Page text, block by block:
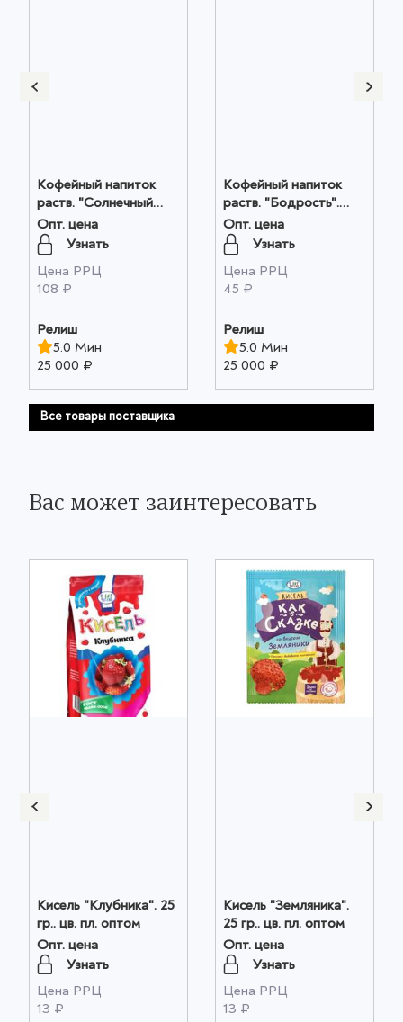
Кофейный напиток
раств. "Солнечный
колос". ГОСТ. м/у
250гр. оптом
Опт. цена
Узнать
Цена РРЦ
108 ₽
Релиш
5.0 Мин
25 000 ₽
Кофейный напиток
раств. "Бодрость".
ГОСТ цв. пл.. 100гр.
оптом
Опт. цена
Узнать
Цена РРЦ
45 ₽
Релиш
5.0 Мин
25 000 ₽
Все товары поставщика
Вас может заинтересовать
Кисель "Клубника". 25
гр.. цв. пл. оптом
Опт. цена
Узнать
Цена РРЦ
13 ₽
Кисель "Земляника".
25 гр.. цв. пл. оптом
Опт. цена
Узнать
Цена РРЦ
13 ₽